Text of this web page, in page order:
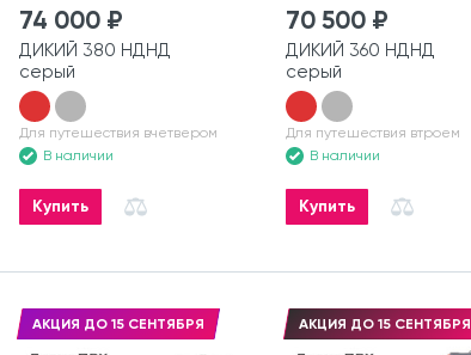
74 000 ₽
ДИКИЙ 380 НДНД
серый
Для путешествия вчетвером
В наличии
Купить
70 500 ₽
ДИКИЙ 360 НДНД
серый
Для путешествия втроем
В наличии
Купить
АКЦИЯ ДО 15 СЕНТЯБРЯ АКЦИЯ ДО 15 СЕНТЯБРЯ